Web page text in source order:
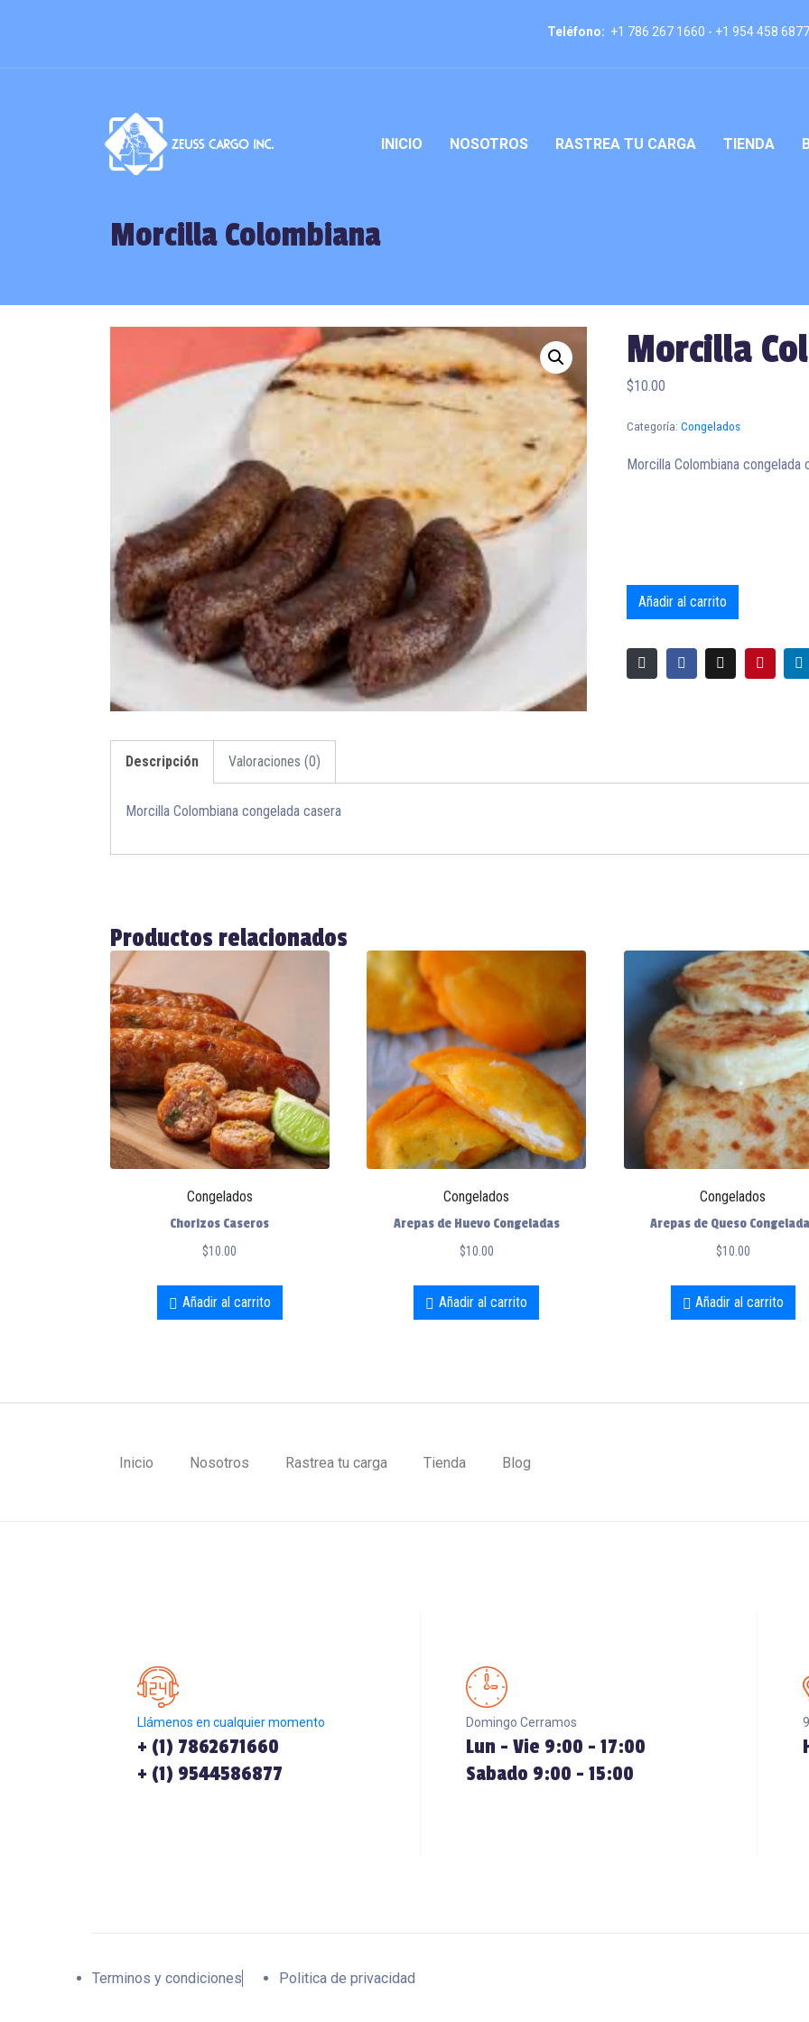
Teléfono: +1 786 267 1660 - +1 954 458 6877
INICIO NOSOTROS RASTREA TU CARGA TIENDA
Morcilla Colombiana
Morcilla
$10.00
Categoría: Congelados
Morcilla Colombiana congelada
Añadir al carrito
Descripción Valoraciones (0)
Morcilla Colombiana congelada casera
Productos relacionados
Congelados
Chorizos Caseros
$10.00
Añadir al carrito
Congelados
Arepas de Huevo Congeladas
$10.00
Añadir al carrito
Congelados
Arepas de Queso
$10.00
Añadir al carrito
Inicio Nosotros Rastrea tu carga Tienda Blog
Llámenos en cualquier momento
+ (1) 7862671660
+ (1) 9544586877
Domingo Cerramos
Lun - Vie 9:00 - 17:00
Sabado 9:00 - 15:00
Terminos y condiciones Politica de privacidad